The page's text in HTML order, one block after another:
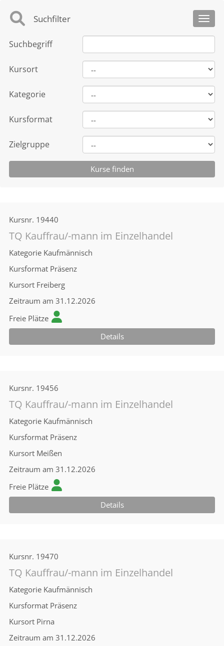
Suchfilter
Suchbegriff
Kursort
Kategorie
Kursformat
Zielgruppe
Kursnr. 19440
TQ Kauffrau/-mann im Einzelhandel
Kategorie Kaufmännisch
Kursformat Präsenz
Kursort Freiberg
Zeitraum am 31.12.2026
Freie Plätze
Details
Kursnr. 19456
TQ Kauffrau/-mann im Einzelhandel
Kategorie Kaufmännisch
Kursformat Präsenz
Kursort Meißen
Zeitraum am 31.12.2026
Freie Plätze
Details
Kursnr. 19470
TQ Kauffrau/-mann im Einzelhandel
Kategorie Kaufmännisch
Kursformat Präsenz
Kursort Pirna
Zeitraum am 31.12.2026